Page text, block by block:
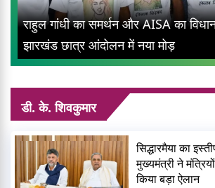
का समर्थन और AISA का विधानसभा मार्च,
आंदोलन में नया मोड़
डी. के. शिवकुमार
सिद्धारमैया का
मुख्यमंत्री ने
किया बड़ा ऐलान